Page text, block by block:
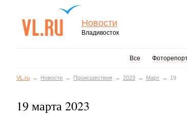
Новости
Владивосток
Все
VL.ru Новости Происшествия 2023 Март 19
19 марта 2023